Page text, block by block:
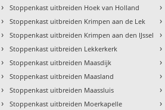
› Stoppenkast uitbreiden Hoek van Holland
› Stoppenkast uitbreiden Krimpen aan de Lek
› Stoppenkast uitbreiden Krimpen aan den IJssel
› Stoppenkast uitbreiden Lekkerkerk
› Stoppenkast uitbreiden Maasdijk
› Stoppenkast uitbreiden Maasland
› Stoppenkast uitbreiden Maassluis
› Stoppenkast uitbreiden Moerkapelle
›
›
›
›
›
›
›
›